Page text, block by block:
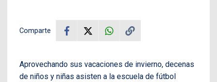
Comparte
Aprovechando sus vacaciones de invierno, decenas
de niños y niñas asisten a la escuela de fútbol